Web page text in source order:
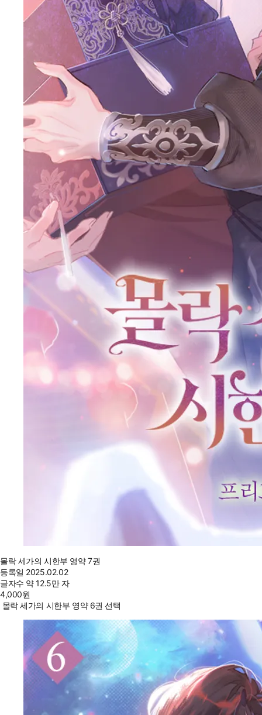
몰락 세가의 시한부 영약 7권
등록일 2025.02.02
글자수 약 12.5만 자
4,000원
몰락 세가의 시한부 영약 6권 선택